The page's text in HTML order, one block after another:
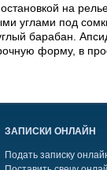
на
углами под
барабан.
форму, в
ЗАПИСКИ ОНЛАЙН
Подать записку